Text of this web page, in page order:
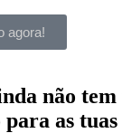
agora!
não tem
as tuas